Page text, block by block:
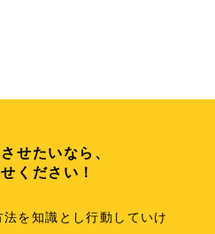
せたいなら、
ください！
を知識とし行動していけ